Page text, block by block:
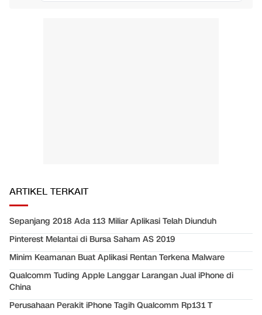
ARTIKEL TERKAIT
Sepanjang 2018 Ada 113 Miliar Aplikasi Telah Diunduh
Pinterest Melantai di Bursa Saham AS 2019
Minim Keamanan Buat Aplikasi Rentan Terkena Malware
Qualcomm Tuding Apple Langgar Larangan Jual iPhone di
China
Perusahaan Perakit iPhone Tagih Qualcomm Rp131 T